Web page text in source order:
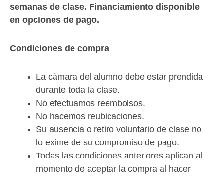
semanas de clase. Financiamiento disponible
en opciones de pago.
Condiciones de compra
La cámara del alumno debe estar prendida
durante toda la clase.
No efectuamos reembolsos.
No hacemos reubicaciones.
Su ausencia o retiro voluntario de clase no
lo exime de su compromiso de pago.
Todas las condiciones anteriores aplican al
momento de aceptar la compra al hacer